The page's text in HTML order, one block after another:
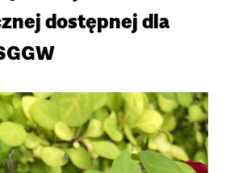
dostępnej dla